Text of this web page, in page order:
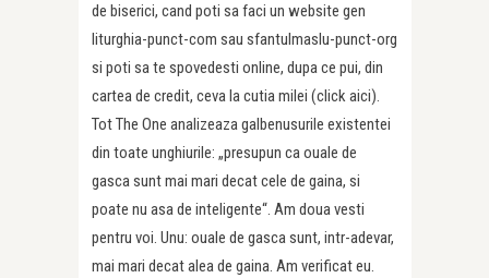
de biserici, cand poti sa faci un website gen
liturghia-punct-com sau sfantulmaslu-punct-org
si poti sa te spovedesti online, dupa ce pui, din
cartea de credit, ceva la cutia milei (click aici).
Tot The One analizeaza galbenusurile existentei
din toate unghiurile: „presupun ca ouale de
gasca sunt mai mari decat cele de gaina, si
poate nu asa de inteligente“. Am doua vesti
pentru voi. Unu: ouale de gasca sunt, intr-adevar,
mai mari decat alea de gaina. Am verificat eu.